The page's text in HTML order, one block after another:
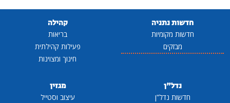
חדשות נתניה
חדשות מקומיות
מבזקים
קהילה
בריאות
פעילות קהילתית
חינוך ומצוינות
נדל"ן
חדשות נדל"ן
מגזין
עיצוב וסטייל